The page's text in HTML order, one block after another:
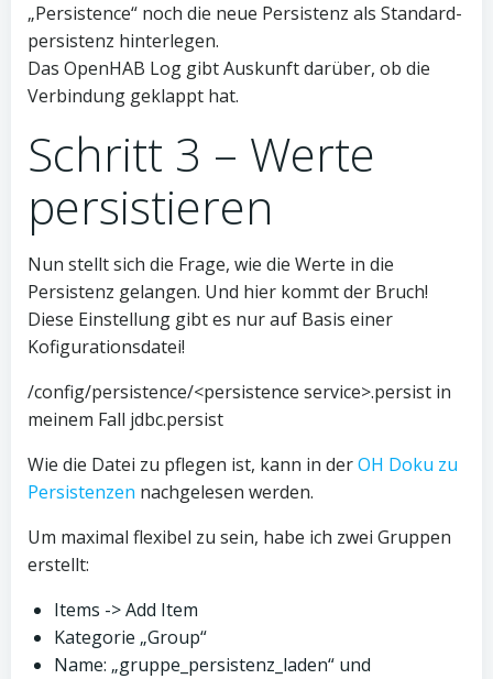
„Persistence“ noch die neue Persistenz als Standard-
persistenz hinterlegen.
Das OpenHAB Log gibt Auskunft darüber, ob die
Verbindung geklappt hat.
Schritt 3 – Werte
persistieren
Nun stellt sich die Frage, wie die Werte in die
Persistenz gelangen. Und hier kommt der Bruch!
Diese Einstellung gibt es nur auf Basis einer
Kofigurationsdatei!
/config/persistence/<persistence service>.persist in
meinem Fall jdbc.persist
Wie die Datei zu pflegen ist, kann in derOH Doku zu
Persistenzen nachgelesen werden.
Um maximal flexibel zu sein, habe ich zwei Gruppen
erstellt:
Items -> Add Item
Kategorie „Group“
Name: „gruppe_persistenz_laden“ und